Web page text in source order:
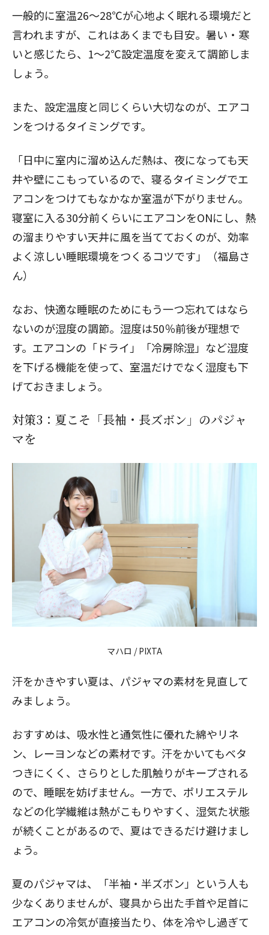
一般的に室温26～28℃が心地よく眠れる環境だと
言われますが、これはあくまでも目安。暑い・寒
いと感じたら、1～2℃設定温度を変えて調節しま
しょう。
また、設定温度と同じくらい大切なのが、エアコ
ンをつけるタイミングです。
「日中に室内に溜め込んだ熱は、夜になっても天
井や壁にこもっているので、寝るタイミングでエ
アコンをつけてもなかなか室温が下がりません。
寝室に入る30分前くらいにエアコンをONにし、熱
の溜まりやすい天井に風を当てておくのが、効率
よく涼しい睡眠環境をつくるコツです」（福島さ
ん）
なお、快適な睡眠のためにもう一つ忘れてはなら
ないのが湿度の調節。湿度は50％前後が理想で
す。エアコンの「ドライ」「冷房除湿」など湿度
を下げる機能を使って、室温だけでなく湿度も下
げておきましょう。
対策3：夏こそ「長袖・長ズボン」のパジャ
マを
マハロ / PIXTA
汗をかきやすい夏は、パジャマの素材を見直して
みましょう。
おすすめは、吸水性と通気性に優れた綿やリネ
ン、レーヨンなどの素材です。汗をかいてもベタ
つきにくく、さらりとした肌触りがキープされる
ので、睡眠を妨げません。一方で、ポリエステル
などの化学繊維は熱がこもりやすく、湿気た状態
が続くことがあるので、夏はできるだけ避けまし
ょう。
夏のパジャマは、「半袖・半ズボン」という人も
少なくありませんが、寝具から出た手首や足首に
エアコンの冷気が直接当たり、体を冷やし過ぎて